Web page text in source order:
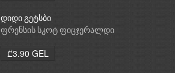
დიდი გეტსბი
ფრენსის სკოტ ფიცჯერალდი
₾3.90 GEL